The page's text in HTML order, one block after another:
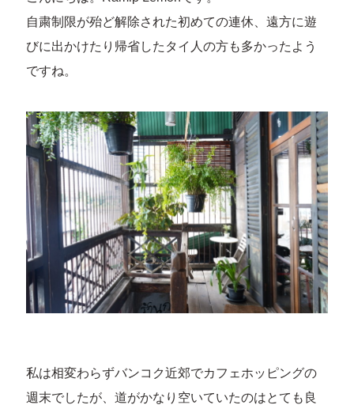
自粛制限が殆ど解除された初めての連休、遠方に遊
びに出かけたり帰省したタイ人の方も多かったよう
ですね。
私は相変わらずバンコク近郊でカフェホッピングの
週末でしたが、道がかなり空いていたのはとても良